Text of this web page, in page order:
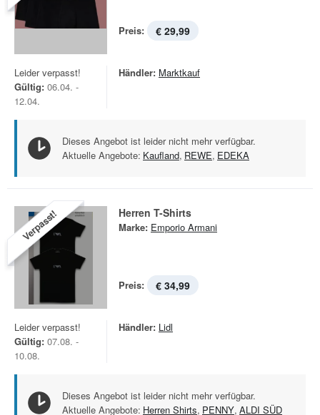
Preis: € 29,99
Leider verpasst!
Gültig: 06.04. -
12.04.
Händler: Marktkauf
Dieses Angebot ist leider nicht mehr verfügbar.
Aktuelle Angebote: Kaufland, REWE, EDEKA
Verpasst! Herren T-Shirts
Marke: Emporio Armani
Preis: € 34,99
Leider verpasst!
Gültig: 07.08. -
10.08.
Händler: Lidl
Dieses Angebot ist leider nicht mehr verfügbar.
Aktuelle Angebote: Herren Shirts, PENNY, ALDI SÜD